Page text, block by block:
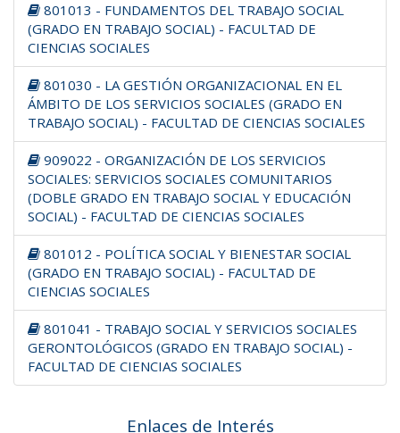
801013 - FUNDAMENTOS DEL TRABAJO SOCIAL
(GRADO EN TRABAJO SOCIAL) - FACULTAD DE
CIENCIAS SOCIALES
801030 - LA GESTIÓN ORGANIZACIONAL EN EL
ÁMBITO DE LOS SERVICIOS SOCIALES (GRADO EN
TRABAJO SOCIAL) - FACULTAD DE CIENCIAS SOCIALES
909022 - ORGANIZACIÓN DE LOS SERVICIOS
SOCIALES: SERVICIOS SOCIALES COMUNITARIOS
(DOBLE GRADO EN TRABAJO SOCIAL Y EDUCACIÓN
SOCIAL) - FACULTAD DE CIENCIAS SOCIALES
801012 - POLÍTICA SOCIAL Y BIENESTAR SOCIAL
(GRADO EN TRABAJO SOCIAL) - FACULTAD DE
CIENCIAS SOCIALES
801041 - TRABAJO SOCIAL Y SERVICIOS SOCIALES
GERONTOLÓGICOS (GRADO EN TRABAJO SOCIAL) -
FACULTAD DE CIENCIAS SOCIALES
Enlaces de Interés